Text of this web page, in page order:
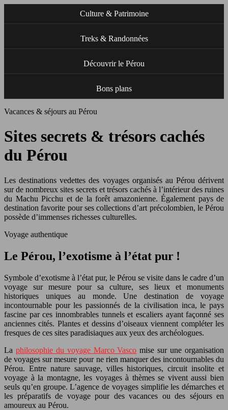
Culture & Patrimoine
Treks & Randonnées
Découvrir le Pérou
Bons plans
Vacances & séjours au Pérou
Sites secrets & trésors cachés
du Pérou
Les destinations vedettes des voyages organisés au Pérou dérivent
sur de nombreux sites secrets et trésors cachés à l’intérieur des ruines
du Machu Picchu et de la forêt amazonienne. Également pays de
destination favorite pour ses collections d’art précolombien, le Pérou
possède d’immenses richesses culturelles.
Voyage authentique
Le Pérou, l’exotisme à l’état pur !
Symbole d’exotisme à l’état pur, le Pérou se visite dans le cadre d’un
voyage sur mesure pour sa culture, ses lieux et monuments
historiques uniques au monde. Une destination de voyage
incontournable pour les passionnés de la civilisation inca, le pays
fascine par ces innombrables tunnels et escaliers ayant façonné ses
anciennes cités. Plantes et dessins d’oiseaux viennent compléter les
fresques de ces sites paradisiaques aux yeux des archéologues.
La philosophie du voyage Marco Vasco mise sur une organisation
de voyages sur mesure pour ne rien manquer des incontournables du
Pérou. Entre nature sauvage, villes historiques, circuit insolite et
voyage à la montagne, les voyages à thèmes se vivent aussi bien
seuls qu’en groupe. L’agence de voyages simplifie les démarches et
les préparatifs de voyage pour des vacances ou des séjours en
amoureux au Pérou.